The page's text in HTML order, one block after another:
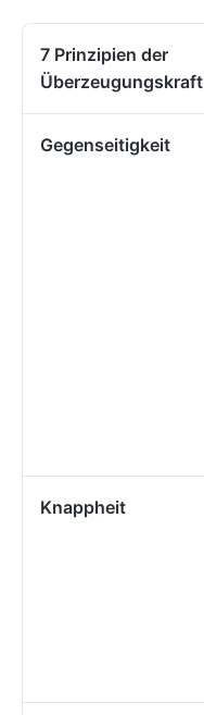
7 Prinzipien der
Überzeugungskraft
Gegenseitigkeit
Knappheit